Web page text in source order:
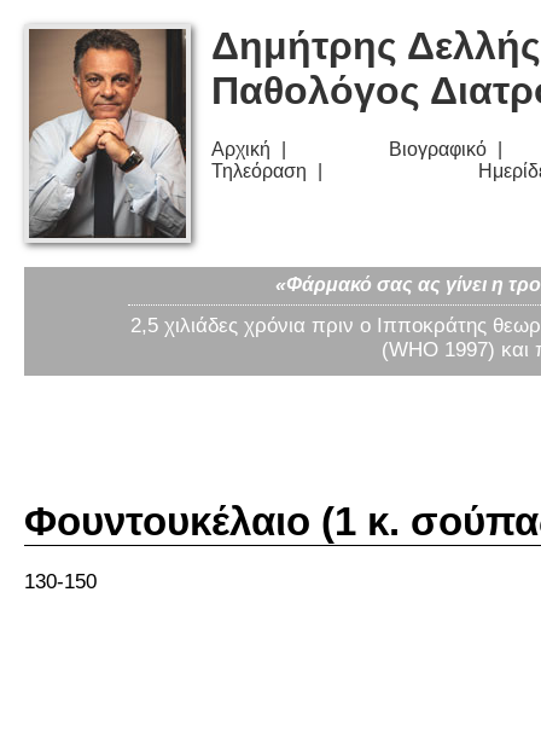
Δημήτρης
Παθολόγος
Αρχική
Βιογραφικό
Τηλεόραση
«Φάρμακό σας ας γίνει η
2,5 χιλιάδες χρόνια πριν ο Ιπποκράτης
(WHO 1997) και
Φουντουκέλαιο (1 κ.
130-150